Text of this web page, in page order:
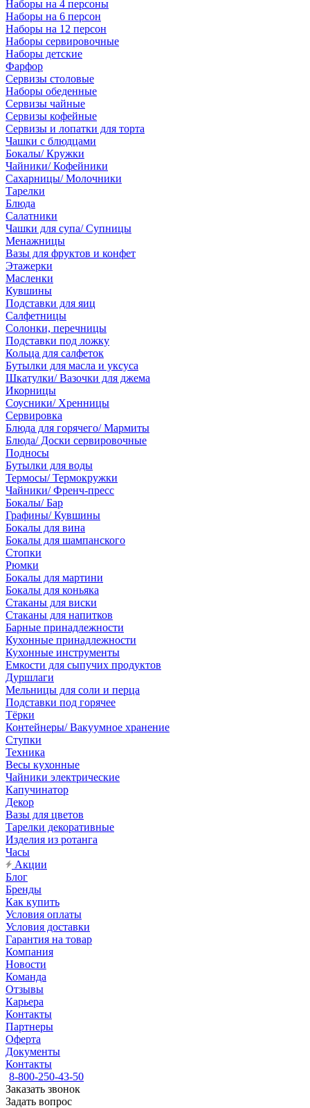
Наборы на 4 персоны
Наборы на 6 персон
Наборы на 12 персон
Наборы сервировочные
Наборы детские
Фарфор
Сервизы столовые
Наборы обеденные
Сервизы чайные
Сервизы кофейные
Сервизы и лопатки для торта
Чашки с блюдцами
Бокалы/ Кружки
Чайники/ Кофейники
Сахарницы/ Молочники
Тарелки
Блюда
Салатники
Чашки для супа/ Супницы
Менажницы
Вазы для фруктов и конфет
Этажерки
Масленки
Кувшины
Подставки для яиц
Салфетницы
Солонки, перечницы
Подставки под ложку
Кольца для салфеток
Бутылки для масла и уксуса
Шкатулки/ Вазочки для джема
Икорницы
Соусники/ Хренницы
Сервировка
Блюда для горячего/ Мармиты
Блюда/ Доски сервировочные
Подносы
Бутылки для воды
Термосы/ Термокружки
Чайники/ Френч-пресс
Бокалы/ Бар
Графины/ Кувшины
Бокалы для вина
Бокалы для шампанского
Стопки
Рюмки
Бокалы для мартини
Бокалы для коньяка
Стаканы для виски
Стаканы для напитков
Барные принадлежности
Кухонные принадлежности
Кухонные инструменты
Емкости для сыпучих продуктов
Дуршлаги
Мельницы для соли и перца
Подставки под горячее
Тёрки
Контейнеры/ Вакуумное хранение
Ступки
Техника
Весы кухонные
Чайники электрические
Капучинатор
Декор
Вазы для цветов
Тарелки декоративные
Изделия из ротанга
Часы
Акции
Блог
Бренды
Как купить
Условия оплаты
Условия доставки
Гарантия на товар
Компания
Новости
Команда
Отзывы
Карьера
Контакты
Партнеры
Оферта
Документы
Контакты
8-800-250-43-50
Заказать звонок
Задать вопрос